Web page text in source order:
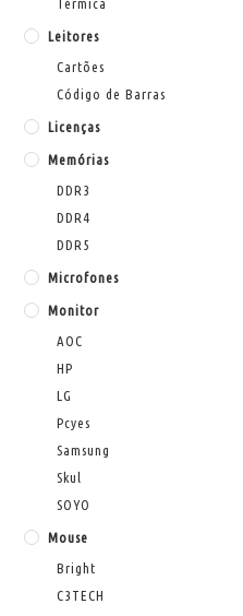
Térmica
Leitores
Cartões
Código de Barras
Licenças
Memórias
DDR3
DDR4
DDR5
Microfones
Monitor
AOC
HP
LG
Pcyes
Samsung
Skul
SOYO
Mouse
Bright
C3TECH